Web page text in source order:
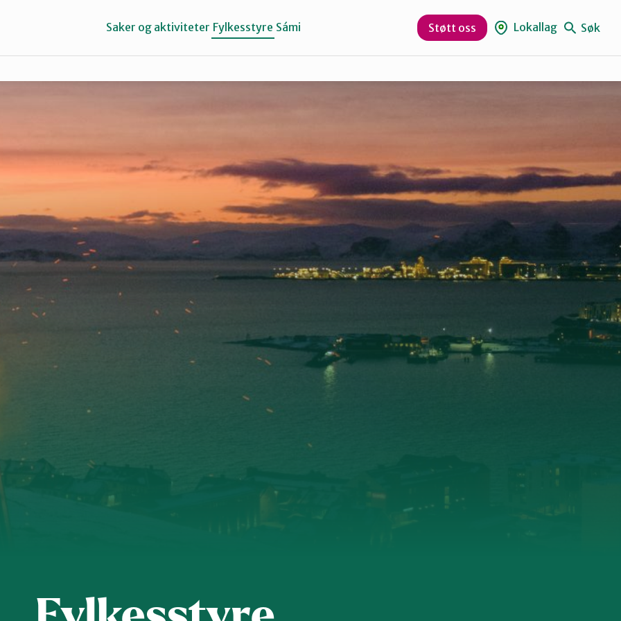
Tana og Varanger
Saker og aktiviteter Fylkesstyre Sámi Støtt oss Lokallag Søk